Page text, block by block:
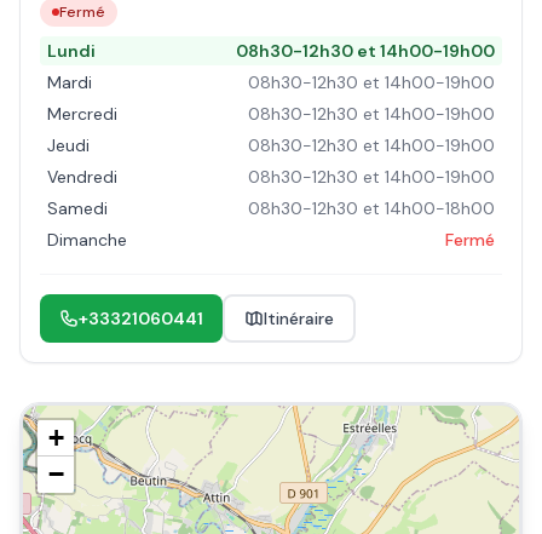
Fermé
Lundi
08h30-12h30 et 14h00-19h00
Mardi
08h30-12h30 et 14h00-19h00
Mercredi
08h30-12h30 et 14h00-19h00
Jeudi
08h30-12h30 et 14h00-19h00
Vendredi
08h30-12h30 et 14h00-19h00
Samedi
08h30-12h30 et 14h00-18h00
Dimanche
Fermé
+33321060441 Itinéraire
+
−